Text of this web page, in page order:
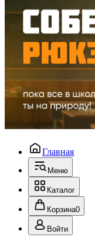
Главная
Меню
Каталог
Корзина0
Войти